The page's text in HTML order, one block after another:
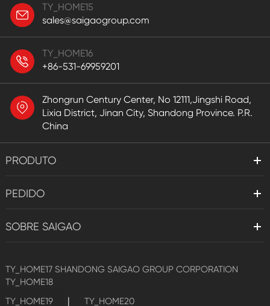
TY_HOME15
sales@saigaogroup.com
TY_HOME16
+86-531-69959201
Zhongrun Century Center, No 12111,Jingshi Road,
Lixia District, Jinan City, Shandong Province. P.R.
China
PRODUTO
PEDIDO
SOBRE SAIGAO
TY_HOME17 SHANDONG SAIGAO GROUP CORPORATION
TY_HOME18
TY_HOME19
| TY_HOME20